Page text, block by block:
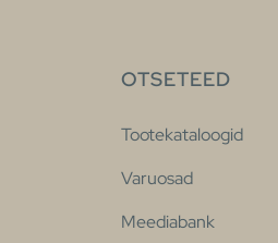
OTSETEED
Tootekataloogid
Varuosad
Meediabank